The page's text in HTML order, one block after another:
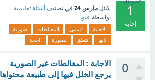
تصويتات
1
إجابة
سُئل مارس 24 في تصنيف أسئلة تعليمية
بواسطة عبود
الاجابة تسمى المغالطات
صورية
لانها
تتعلق بصورة الحجة
0
الاجابة : المغالطات غير الصورية
يرجع الخلل فيها إلى طبيعة محتواها